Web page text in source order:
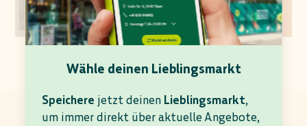
KÄSE DER WOCHE ANGEBOTS-VORSCHAU
AKTUELLE ANGEBOTE
In allen teilnehmenden BioMärkten gültig bis
11.08.2026
Wähle deinen Lieblingsmarkt
Speichere jetzt deinen Lieblingsmarkt,
um immer direkt über aktuelle Angebote,